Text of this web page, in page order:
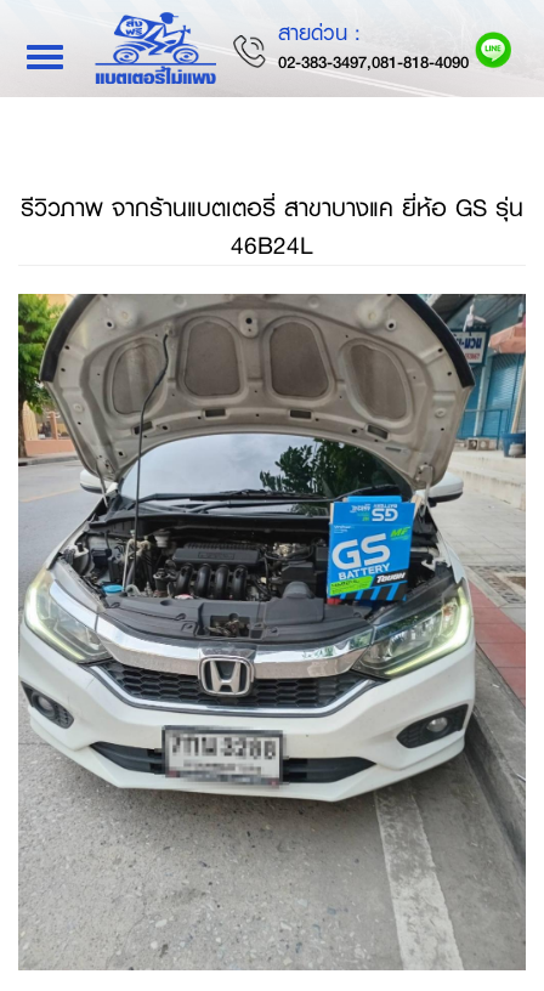
Toggle
navigation
สายด่วน :
02-383-3497,081-818-4090
รีวิวภาพ จากร้านแบตเตอรี่ สาขาบางแค ยี่ห้อ GS รุ่น
46B24L